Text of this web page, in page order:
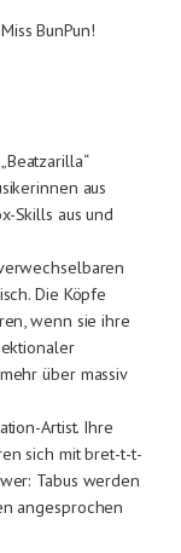
BunPun!
aus
Skills aus und
Die Köpfe
wenn sie ihre
über massiv
Artist. Ihre
sich mit bret-t-t-
Tabus werden
angesprochen